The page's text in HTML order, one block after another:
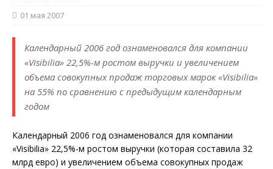
01 мая 2007
Календарный 2006 год ознаменовался для компании
«Visibilia» 22,5%-м ростом выручки и увеличением
объема совокупных продаж торговых марок «Visibilia»
на 55% по сравнению с предыдущим календарным
годом
Календарный 2006 год ознаменовался для компании
«Visibilia» 22,5%-м ростом выручки (которая составила 32
млрд евро) и увеличением объема совокупных продаж